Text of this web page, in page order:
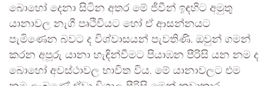
බොහෝ දෙනා සිටින අතර මේ ජීවීන් ඉඳහිට අමුතු
යානාවල නැගී පෘථිවියට හෝ ඒ ආසන්නයට
පැමිණෙන බවට ද විශ්වාසයන් පැවතිණි. ඔවුන් ගමන්
කරන අපූරු යානා හැඳින්වීමට පියාඹන පීරිසි යන නම ද
බොහෝ අවස්ථාවල භාවිත විය. මේ යානාවලට එම